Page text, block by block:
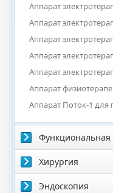
Аппарат
Аппарат
Аппарат
Аппарат
Аппарат
Аппарат
Аппарат Поток-1 для
Функциональная
Хирургия
Эндоскопия